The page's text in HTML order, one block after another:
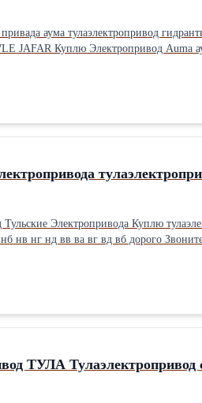
аума тулаэлектропривод
Электропривода Куплю
нв нг нд вв ва вг вд вб дорого
ТУЛА Тулаэлектропривод